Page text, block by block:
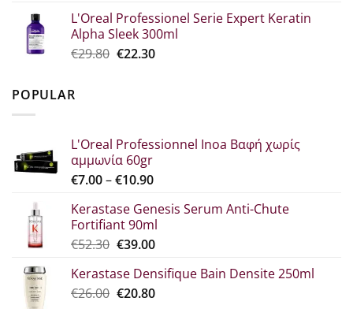
was:
€34.60.
τιμή
είναι:
€25.90.
L'Oreal Professionel Serie Expert Keratin
Alpha Sleek 300ml
€29.80 Original
€22.30Η
POPULAR
L'Oreal Professionnel Inoa Βαφή χωρίς
αμμωνία 60gr
€7.00–€10.90Price
€7.00
through
€10.90
Kerastase Genesis Serum Anti-Chute
Fortifiant 90ml
€52.30 Original
was:
€52.30.
€39.00Η
τιμή
είναι:
Kerastase Densifique Bain Densite 250ml
€26.00 Original
€20.80Η